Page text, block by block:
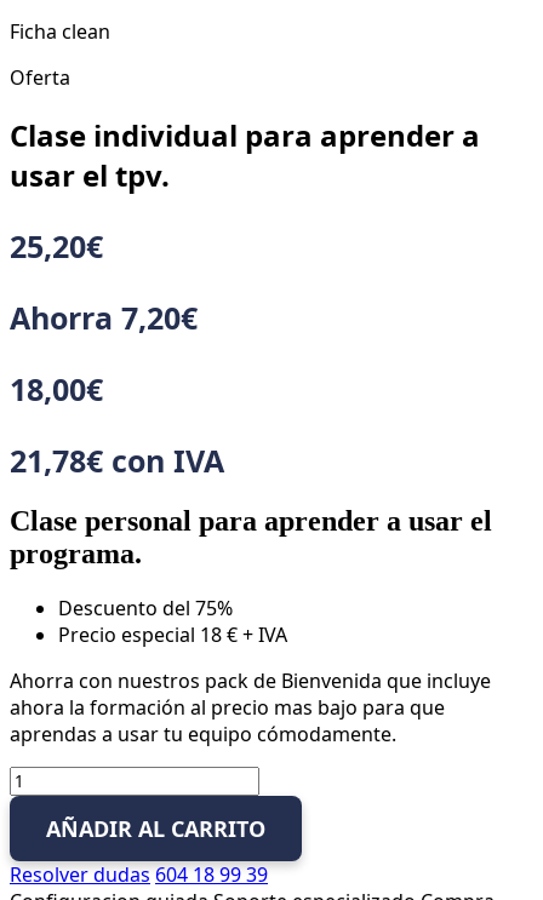
Ficha clean
Oferta
Clase individual para aprender a
usar el tpv.
25,20€
Ahorra 7,20€
18,00€
21,78€ con IVA
Clase personal para aprender a usar el
programa.
Descuento del 75%
Precio especial 18 € + IVA
Ahorra con nuestros pack de Bienvenida que incluye
ahora la formación al precio mas bajo para que
aprendas a usar tu equipo cómodamente.
Clase
individual
para
aprender
a
AÑADIR AL CARRITO
Resolver dudas604 18 99 39